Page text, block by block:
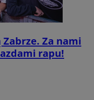
Za nami
rapu!